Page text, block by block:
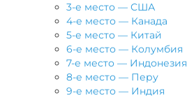
3-е место — США
4-е место — Канада
5-е место — Китай
6-е место — Колумбия
7-е место — Индонезия
8-е место — Перу
9-е место — Индия